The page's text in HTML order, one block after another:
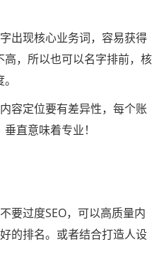
现核心业务词，容易获得
，所以也可以名字排前，核
定位要有差异性，每个账
直意味着专业！
过度SEO，可以高质量内
的排名。或者结合打造人设